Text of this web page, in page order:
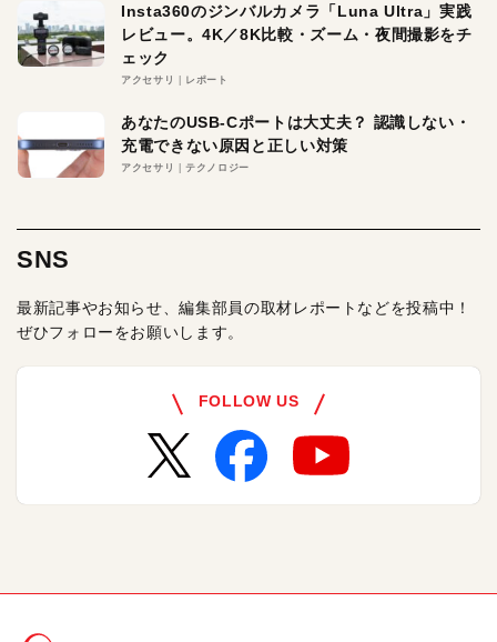
Insta360のジンバルカメラ「Luna Ultra」実践
レビュー。4K／8K比較・ズーム・夜間撮影をチ
ェック
アクセサリ レポート
あなたのUSB-Cポートは大丈夫？ 認識しない・
充電できない原因と正しい対策
アクセサリ テクノロジー
SNS
最新記事やお知らせ、編集部員の取材レポートなどを投稿中！
ぜひフォローをお願いします。
FOLLOW US